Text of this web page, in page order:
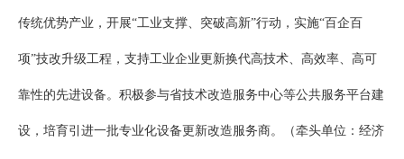
传统优势产业，开展“工业支撑、突破高新”行动，实施“百企百
项”技改升级工程，支持工业企业更新换代高技术、高效率、高可
靠性的先进设备。积极参与省技术改造服务中心等公共服务平台建
设，培育引进一批专业化设备更新改造服务商。（牵头单位：经济